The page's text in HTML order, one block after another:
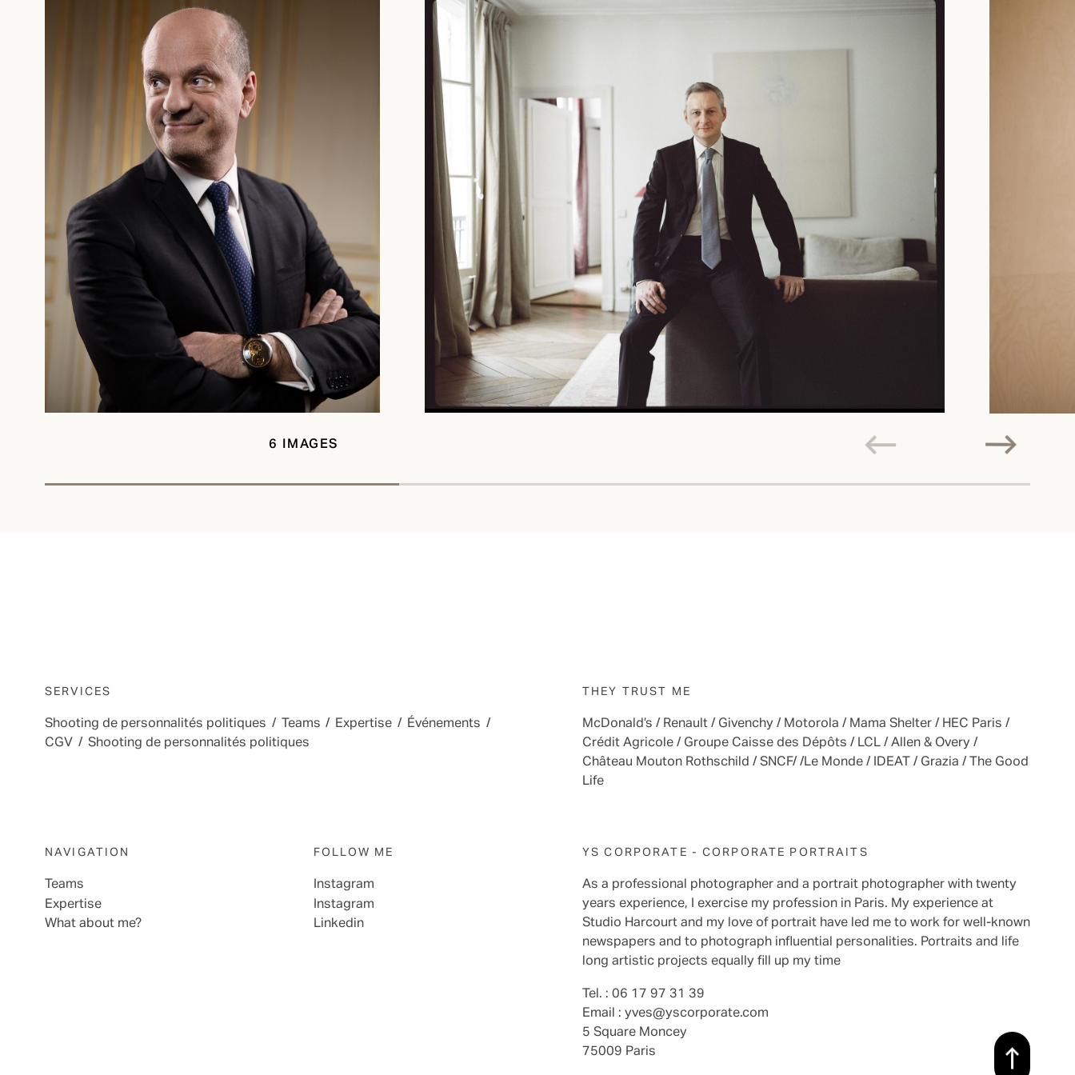
6 IMAGES
SERVICES
Shooting de personnalités politiques / Teams / Expertise / Événements /
CGV / Shooting de personnalités politiques
THEY TRUST ME
McDonald’s / Renault / Givenchy / Motorola / Mama Shelter / HEC Paris /
Crédit Agricole / Groupe Caisse des Dépôts / LCL / Allen & Overy /
Château Mouton Rothschild / SNCF/ /Le Monde / IDEAT / Grazia / The Good
Life
NAVIGATION
Teams
Expertise
What about me?
FOLLOW ME
Instagram
Instagram
Linkedin
YS CORPORATE - CORPORATE PORTRAITS
As a professional photographer and a portrait photographer with twenty
years experience, I exercise my profession in Paris. My experience at
Studio Harcourt and my love of portrait have led me to work for well-known
newspapers and to photograph influential personalities. Portraits and life
long artistic projects equally fill up my time
Tel. : 06 17 97 31 39
Email : yves@yscorporate.com
5 Square Moncey
75009 Paris